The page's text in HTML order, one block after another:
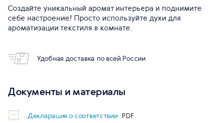
Создайте уникальный аромат интерьера и поднимите
себе настроение! Просто используйте духи для
ароматизации текстиля в комнате.
Удобная доставка по всей России
Документы и материалы
Декларация о соответствии